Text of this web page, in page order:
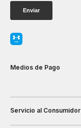
Medios de Pago
Servicio al Consumidor